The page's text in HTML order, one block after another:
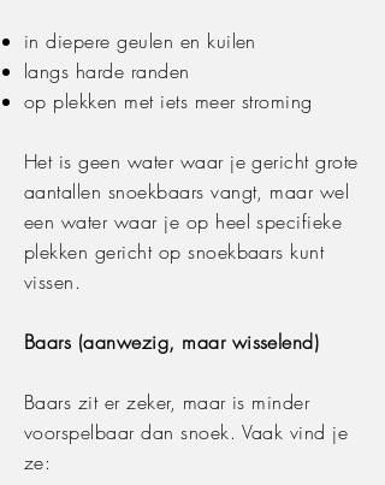
in diepere geulen en kuilen
langs harde randen
op plekken met iets meer stroming
Het is geen water waar je gericht grote
aantallen snoekbaars vangt, maar wel
een water waar je op heel specifieke
plekken gericht op snoekbaars kunt
vissen.
Baars (aanwezig, maar wisselend)
Baars zit er zeker, maar is minder
voorspelbaar dan snoek. Vaak vind je
ze: